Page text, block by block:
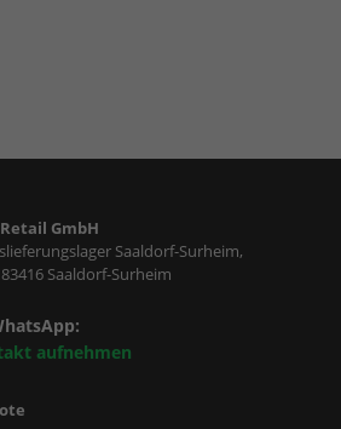
GmbH
Saaldorf-Surheim,
Saaldorf-Surheim
aufnehmen